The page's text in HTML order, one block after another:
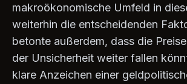
makroökonomische Umfeld in
weiterhin die entscheidenden
betonte außerdem, dass die
der Unsicherheit weiter fallen
klare Anzeichen einer